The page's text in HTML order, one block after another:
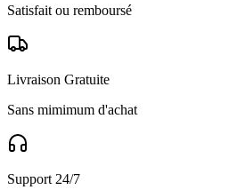
Satisfait ou remboursé
Livraison Gratuite
Sans mimimum d'achat
Support 24/7